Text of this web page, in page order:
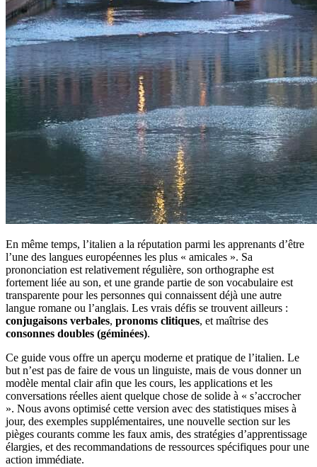
En même temps, l’italien a la réputation parmi les apprenants d’être
l’une des langues européennes les plus « amicales ». Sa
prononciation est relativement régulière, son orthographe est
fortement liée au son, et une grande partie de son vocabulaire est
transparente pour les personnes qui connaissent déjà une autre
langue romane ou l’anglais. Les vrais défis se trouvent ailleurs :
conjugaisons verbales, pronoms clitiques, et maîtrise des
consonnes doubles (géminées).
Ce guide vous offre un aperçu moderne et pratique de l’italien. Le
but n’est pas de faire de vous un linguiste, mais de vous donner un
modèle mental clair afin que les cours, les applications et les
conversations réelles aient quelque chose de solide à « s’accrocher
». Nous avons optimisé cette version avec des statistiques mises à
jour, des exemples supplémentaires, une nouvelle section sur les
pièges courants comme les faux amis, des stratégies d’apprentissage
élargies, et des recommandations de ressources spécifiques pour une
action immédiate.